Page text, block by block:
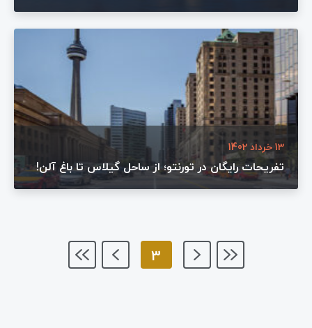
13 خرداد 1402
تفریحات رایگان در تورنتو؛ از ساحل گیلاس تا باغ آلن!
3